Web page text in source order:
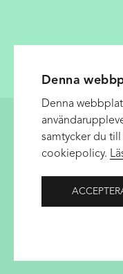
ADRESS
+46 (0)31- 368 32
Denna
Denna
samtycker du
cookiepolicy.